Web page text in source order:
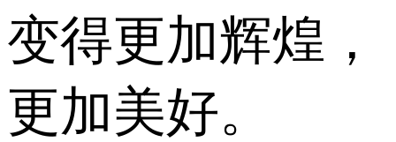
变得更加辉煌，
更加美好。